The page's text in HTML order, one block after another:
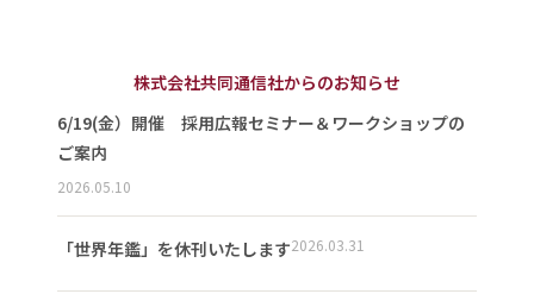
株式会社共同通信社からのお知らせ
6/19(金）開催 採用広報セミナー＆ワークショップの
ご案内
2026.05.10
「世界年鑑」を休刊いたします2026.03.31